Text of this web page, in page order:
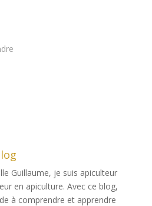
Guillaume, je suis apiculteur
en apiculture. Avec ce blog,
à comprendre et apprendre